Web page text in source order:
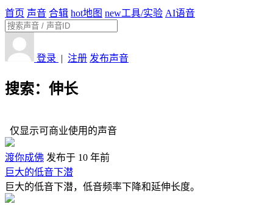
首页 声音 合辑 hot地图 new工具/实验 AI语音
登录 | 注册 发布声音
搜索：伸长
仅显示可商业使用的声音
渡你成佛 发布于 10 年前
巨大的低音下潜
巨大的低音下潜，低音频率下降和延伸长度。